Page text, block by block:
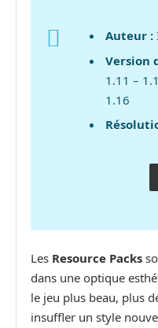
Auteur :
Version
1.11 –
1.16
Les Resource Packs
dans une optique
le jeu plus beau, plus
insuffler un style